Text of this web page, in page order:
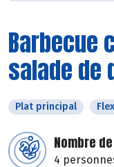
Barbecue
salade de
Plat principal
Nombre
4